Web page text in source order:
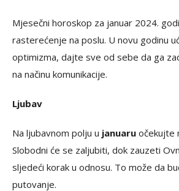
Mjesečni horoskop za januar 2024.
rasterećenje na poslu. U novu godinu
optimizma, dajte sve od sebe da ga
na načinu komunikacije.
Ljubav
Na ljubavnom polju u januaru očekujte
Slobodni će se zaljubiti, dok zauzeti
sljedeći korak u odnosu. To može da
putovanje.